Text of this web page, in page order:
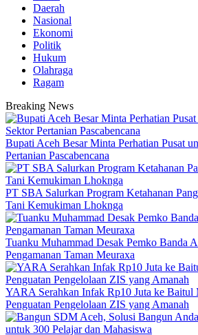
Daerah
Nasional
Ekonomi
Politik
Hukum
Olahraga
Ragam
Breaking News
Bupati Aceh Besar Minta Perhatian Pusat
Pertanian Pascabencana
PT SBA Salurkan Program Ketahanan
Tani Kemukiman Lhoknga
Tuanku Muhammad Desak Pemko Banda
Pengamanan Taman Meuraxa
YARA Serahkan Infak Rp10 Juta ke Baitul
Penguatan Pengelolaan ZIS yang Amanah